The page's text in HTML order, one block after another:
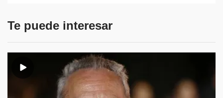
Te puede interesar